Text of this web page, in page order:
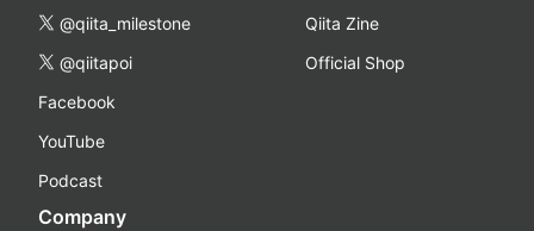
@qiita_milestone
@qiitapoi
Facebook
YouTube
Podcast
Qiita Zine
Official Shop
Company